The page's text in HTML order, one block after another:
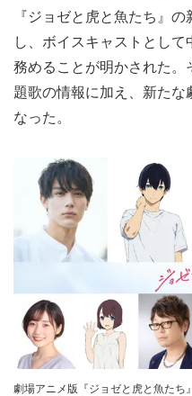
『ジョゼと虎と魚たち』
し、ボイスキャストとし
務めることが明かされた。
題歌の情報に加え、新たな
なった。
劇場アニメ版『ジョゼと虎と魚たち